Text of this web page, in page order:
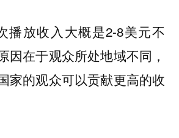
播放收入大概是2-8美元不
因在于观众所处地域不同，
家的观众可以贡献更高的收